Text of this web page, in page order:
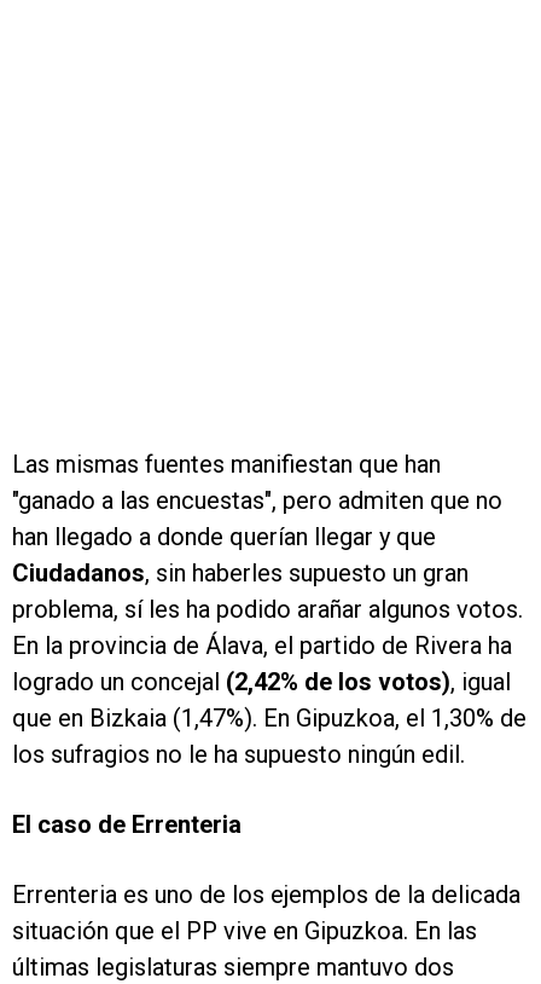
Las mismas fuentes manifiestan que han
"ganado a las encuestas", pero admiten que no
han llegado a donde querían llegar y que
Ciudadanos, sin haberles supuesto un gran
problema, sí les ha podido arañar algunos votos.
En la provincia de Álava, el partido de Rivera ha
logrado un concejal (2,42% de los votos), igual
que en Bizkaia (1,47%). En Gipuzkoa, el 1,30% de
los sufragios no le ha supuesto ningún edil.
El caso de Errenteria
Errenteria es uno de los ejemplos de la delicada
situación que el PP vive en Gipuzkoa. En las
últimas legislaturas siempre mantuvo dos